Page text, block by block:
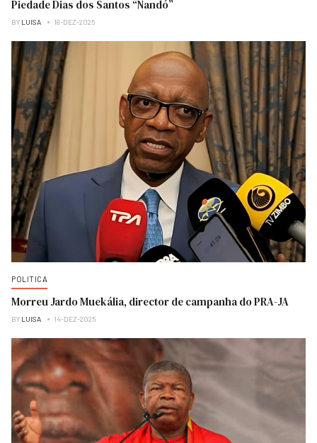
Piedade Dias dos Santos “Nandó”
BY LUISA 18-DEZ-2025
POLITICA
Morreu Jardo Muekália, director de campanha do PRA-JA
BY LUISA 14-DEZ-2025